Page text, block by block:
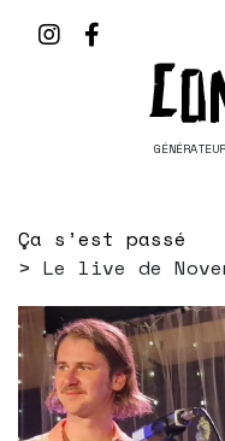
Ça s’est passé
Le live de